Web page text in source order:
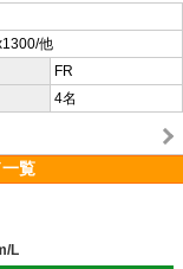
他
FR
4名
覧
L